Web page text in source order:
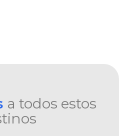
a todos estos